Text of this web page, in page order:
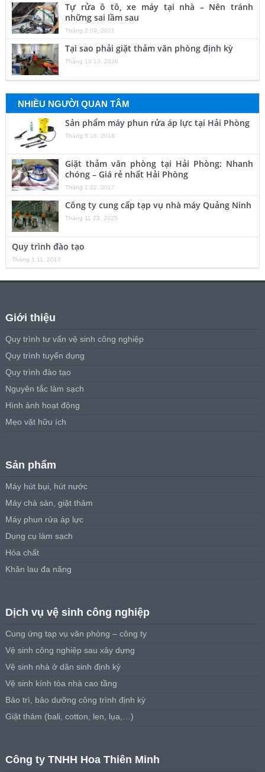
Tự rửa ô tô, xe máy tại nhà – Nên tránh
những sai lầm sau
Tháng 2 09, 2021
Tại sao phải giặt thảm văn phòng định kỳ
Tháng 10 10, 2020
NHIỀU NGƯỜI QUAN TÂM
Sản phẩm máy phun rửa áp lực tại Hải Phòng
Tháng 5 16, 2018
Giặt thảm văn phòng tại Hải Phòng: Nhanh
chóng – Giá rẻ nhất Hải Phòng
Tháng 1 22, 2017
Công ty cung cấp tạp vụ nhà máy Quảng Ninh
Tháng 11 23, 2025
Quy trình đào tạo
Tháng 1 11, 2017
Giới thiệu
Quy trình tư vấn vệ sinh công nghiệp
Quy trình tuyển dụng
Quy trình đào tạo
Nguyên tắc làm sạch
Hình ảnh hoạt động
Mẹo vặt hữu ích
Sản phẩm
Máy hút bụi, hút nước
Máy chà sàn, giặt thảm
Máy phun rửa áp lực
Dụng cụ làm sạch
Hóa chất
Khăn lau đa năng
Dịch vụ vệ sinh công nghiệp
Cung ứng tạp vụ văn phòng – công ty
Vệ sinh công nghiệp sau xây dựng
Vệ sinh nhà ở dân sinh định kỳ
Vệ sinh kính tòa nhà cao tầng
Bảo trì, bảo dưỡng công trình định kỳ
Giặt thảm (bali, cotton, len, lụa,…)
Công ty TNHH Hoa Thiên Minh